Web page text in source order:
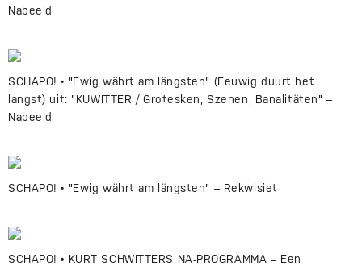
Nabeeld
SCHAPO! • "Ewig währt am längsten" (Eeuwig duurt het
langst) uit: "KUWITTER / Grotesken, Szenen, Banalitäten" –
Nabeeld
SCHAPO! • "Ewig währt am längsten" – Rekwisiet
SCHAPO! • KURT SCHWITTERS NA-PROGRAMMA – Een